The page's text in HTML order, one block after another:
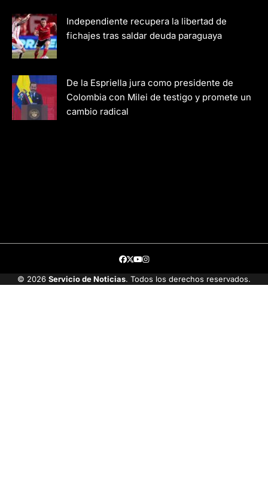
Independiente recupera la libertad de
fichajes tras saldar deuda paraguaya
De la Espriella jura como presidente de
Colombia con Milei de testigo y promete un
cambio radical
Facebook
TwitterYoutube
Instagram
© 2026 Servicio de Noticias. Todos los derechos reservados.